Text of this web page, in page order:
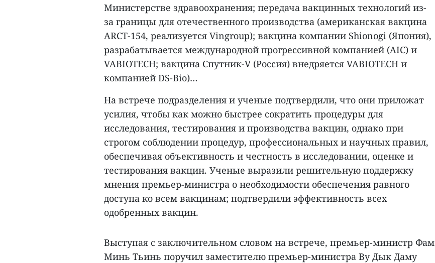
Министерстве здравоохранения; передача вакцинных технологий из-
за границы для отечественного производства (американская вакцина
ARCT-154, реализуется Vingroup); вакцина компании Shionogi (Япония),
разрабатывается международной прогрессивной компанией (AIC) и
VABIOTECH; вакцина Спутник-V (Россия) внедряется VABIOTECH и
компанией DS-Bio)…
На встрече подразделения и ученые подтвердили, что они приложат
усилия, чтобы как можно быстрее сократить процедуры для
исследования, тестирования и производства вакцин, однако при
строгом соблюдении процедур, профессиональных и научных правил,
обеспечивая объективность и честность в исследовании, оценке и
тестирования вакцин. Ученые выразили решительную поддержку
мнения премьер-министра о необходимости обеспечения равного
доступа ко всем вакцинам; подтвердили эффективность всех
одобренных вакцин.
Выступая с заключительном словом на встрече, премьер-министр Фам
Минь Тьинь поручил заместителю премьер-министра Ву Дык Даму